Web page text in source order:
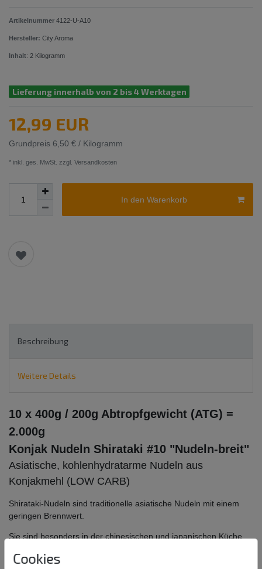
Artikelnummer 4122-U-A10
Hersteller: City Aroma
Inhalt: 2 Kilogramm
Lieferung innerhalb von 2 bis 4 Werktagen
12,99 EUR
Grundpreis 6,50 € / Kilogramm
* inkl. ges. MwSt. zzgl. Versandkosten
In den Warenkorb
Beschreibung
Weitere Details
10 x 400g / 200g Abtropfgewicht (ATG) =
2.000g
Konjak Nudeln Shirataki #10 "Nudeln-breit"
Asiatische, kohlenhydratarme Nudeln aus
Konjakmehl (LOW CARB)
Shirataki-Nudeln sind traditionelle asiatische Nudeln mit einem
geringen Brennwert.
Sie sind besonders in der chinesischen und japanischen Küche
Cookies